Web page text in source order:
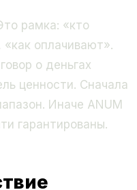
рамка: «кто
«как оплачивают».
о деньгах
ценности. Сначала
Иначе ANUM
гарантированы.